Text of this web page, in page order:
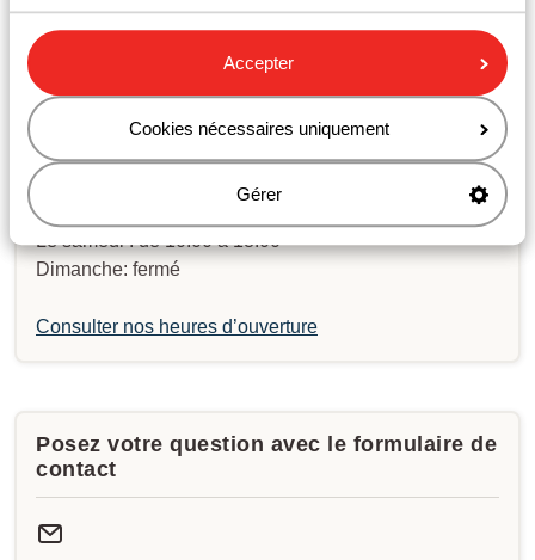
Accepter
Cookies nécessaires uniquement
Gérer
Envoyez-nous un message WhatsApp au
+33184886101. Vous pouvez nous appeler au même
numéro, mais les délais d'attente sont plus longs.
Les heures d'ouverture:
Du lundi au vendredi : de 09:00 à 18:00
Le samedi : de 10:00 à 18:00
Dimanche: fermé
Consulter nos heures d’ouverture
Posez votre question avec le formulaire de
contact